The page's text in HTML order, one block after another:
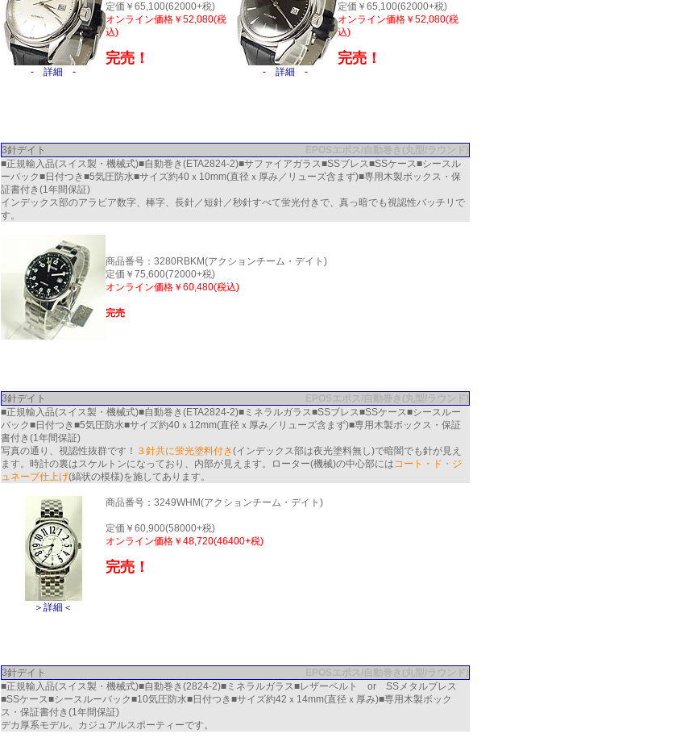
- 詳細 -
定価￥65,100(62000+税)
オンライン価格￥52,080(税
込)
完売！
- 詳細 -
定価￥65,100(62000+税)
オンライン価格￥52,080(税
込)
完売！
3針デイト
EPOSエポス/自動巻き(丸型/ラウンド)
■正規輸入品(スイス製・機械式)■自動巻き(ETA2824-2)■サファイアガラス■SSブレス■SSケース■シースル
ーバック■日付つき■5気圧防水■サイズ約40ｘ10mm(直径ｘ厚み／リューズ含まず)■専用木製ボックス・保
証書付き(1年間保証)
インデックス部のアラビア数字、棒字、長針／短針／秒針すべて蛍光付きで、真っ暗でも視認性バッチリで
す。
商品番号：3280RBKM(アクションチーム・デイト)
定価￥75,600(72000+税)
オンライン価格￥60,480(税込)
完売
3針デイト
EPOSエポス/自動巻き(丸型/ラウンド)
■正規輸入品(スイス製・機械式)■自動巻き(ETA2824-2)■ミネラルガラス■SSブレス■SSケース■シースルー
バック■日付つき■5気圧防水■サイズ約40ｘ12mm(直径ｘ厚み／リューズ含まず)■専用木製ボックス・保証
書付き(1年間保証)
写真の通り、視認性抜群です！ ３針共に蛍光塗料付き(インデックス部は夜光塗料無し)で暗闇でも針が見え
ます。時計の裏はスケルトンになっており、内部が見えます。ローター(機械)の中心部にはコート・ド・ジ
ュネーブ仕上げ(縞状の模様)を施してあります。
＞詳細＜
商品番号：3249WHM(アクションチーム・デイト)
定価￥60,900(58000+税)
オンライン価格￥48,720(46400+税)
完売！
3針デイト
EPOSエポス/自動巻き(丸型/ラウンド)
■正規輸入品(スイス製・機械式)■自動巻き(2824-2)■ミネラルガラス■レザーベルト or SSメタルブレス
■SSケース■シースルーバック■10気圧防水■日付つき■サイズ約42ｘ14mm(直径ｘ厚み)■専用木製ボック
ス・保証書付き(1年間保証)
デカ厚系モデル。カジュアルスポーティーです。